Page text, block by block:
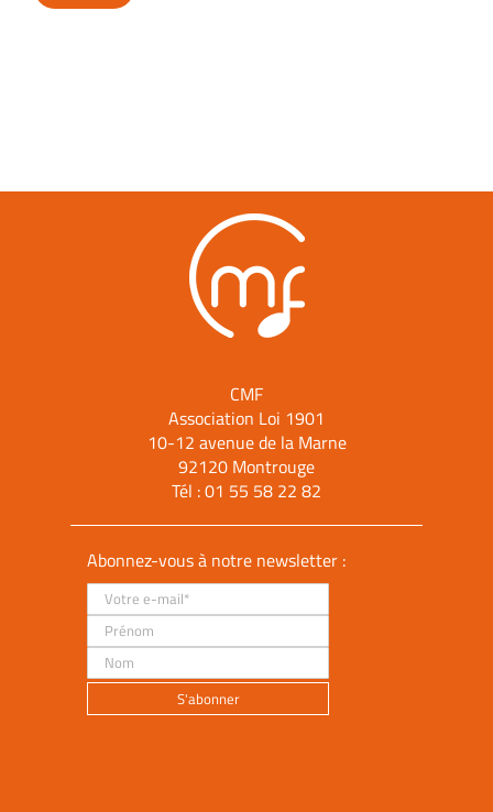
CMF
Association Loi 1901
10-12 avenue de la Marne
92120 Montrouge
Tél :01 55 58 22 82
Abonnez-vous à notre newsletter :